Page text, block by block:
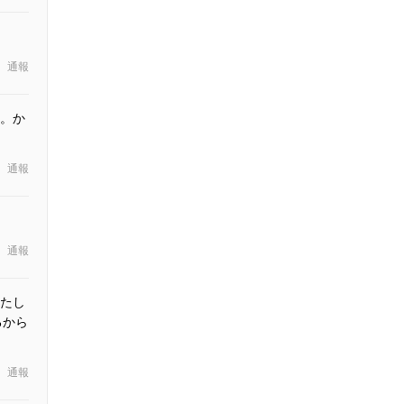
通報
か
通報
通報
し
ら
通報